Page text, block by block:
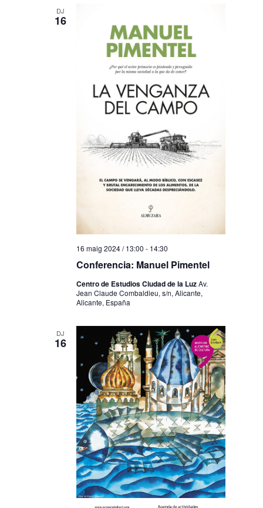
DJ
16
Conferencia: Manuel Pimentel
16 maig 2024 / 13:00 - 14:30
Centro de Estudios Ciudad de la LuzAv.
Jean Claude Combaldieu, s/n, Alicante,
Alicante, España
DJ
16